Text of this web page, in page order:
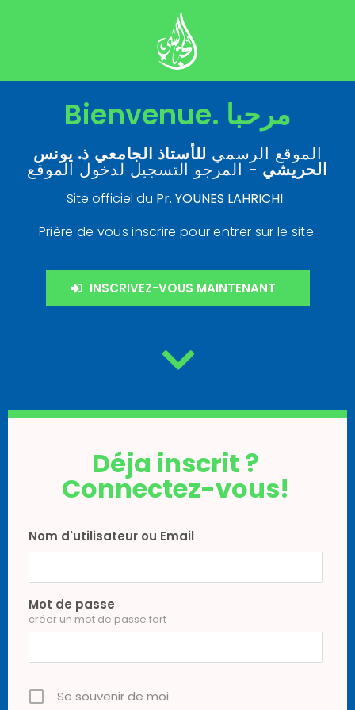
Bienvenue. مرحبا
الموقع الرسمي للأستاذ الجامعي ذ. يونس
الحريشي - المرجو التسجيل لدخول الموقع
Site officiel du Pr. YOUNES LAHRICHI.
Prière de vous inscrire pour entrer sur le site.
INSCRIVEZ-VOUS MAINTENANT
Déja inscrit ?
Connectez-vous!
Nom d'utilisateur ou Email
Mot de passe
créer un mot de passe fort
Se souvenir de moi